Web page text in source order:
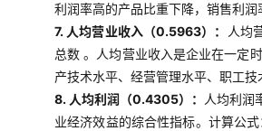
利润率高的产品比重下降，销售利
7. 人均营业收入（0.5963）：
人均
总数 。人均营业收入是企业在一定
产技术水平、经营管理水平、职工
8. 人均利润（0.4305）：
人均利润
业经济效益的综合性指标。计算公